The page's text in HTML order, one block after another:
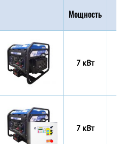
Мощность
7 кВт
7 кВт